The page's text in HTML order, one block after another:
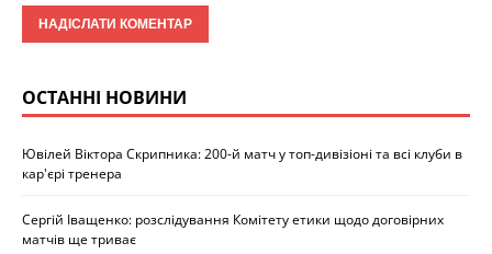
ОСТАННІ НОВИНИ
Ювілей Віктора Скрипника: 200-й матч у топ-дивізіоні та всі клуби в
кар'єрі тренера
Сергій Іващенко: розслідування Комітету етики щодо договірних
матчів ще триває